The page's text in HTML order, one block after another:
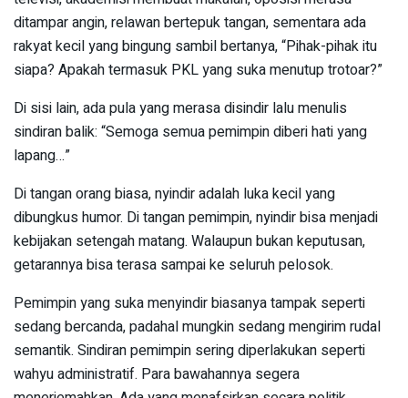
ditampar angin, relawan bertepuk tangan, sementara ada
rakyat kecil yang bingung sambil bertanya, “Pihak-pihak itu
siapa? Apakah termasuk PKL yang suka menutup trotoar?”
Di sisi lain, ada pula yang merasa disindir lalu menulis
sindiran balik: “Semoga semua pemimpin diberi hati yang
lapang…”
Di tangan orang biasa, nyindir adalah luka kecil yang
dibungkus humor. Di tangan pemimpin, nyindir bisa menjadi
kebijakan setengah matang. Walaupun bukan keputusan,
getarannya bisa terasa sampai ke seluruh pelosok.
Pemimpin yang suka menyindir biasanya tampak seperti
sedang bercanda, padahal mungkin sedang mengirim rudal
semantik. Sindiran pemimpin sering diperlakukan seperti
wahyu administratif. Para bawahannya segera